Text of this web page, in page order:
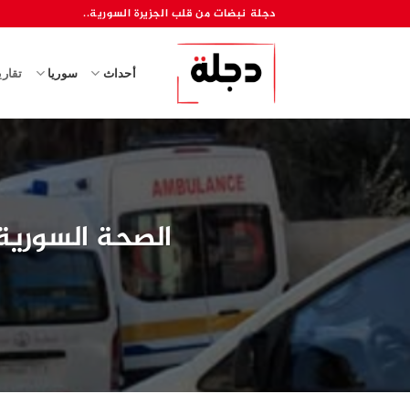
للمحتوى
دجلة نبضات من قلب الجزيرة السورية..
أحداث سوريا
الصحة